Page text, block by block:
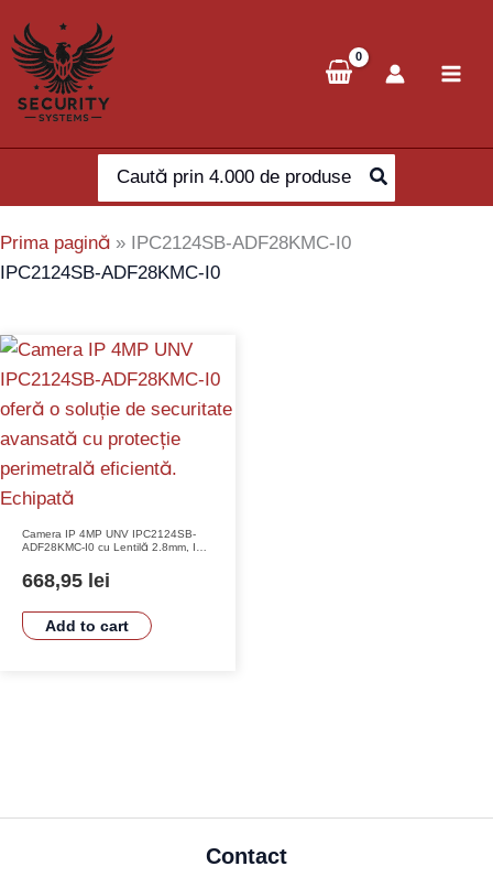
to
content
for:
Prima pagină » IPC2124SB-ADF28KMC-I0
IPC2124SB-ADF28KMC-I0
Camera IP 4MP UNV IPC2124SB-
ADF28KMC-I0 cu Lentilă 2.8mm, IR
668,95 lei
Add to cart
Contact